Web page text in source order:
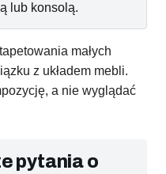
lub konsolą.
małych
z układem mebli.
a nie wyglądać
pytania o